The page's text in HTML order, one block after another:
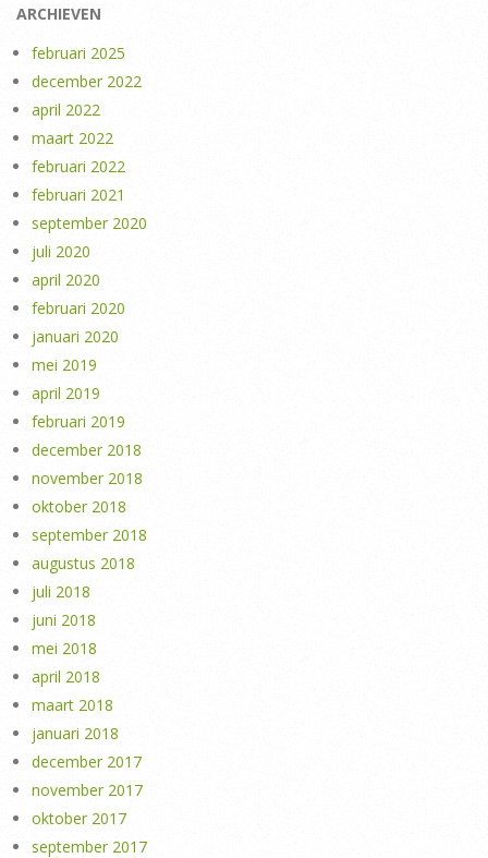
ARCHIEVEN
februari 2025
december 2022
april 2022
maart 2022
februari 2022
februari 2021
september 2020
juli 2020
april 2020
februari 2020
januari 2020
mei 2019
april 2019
februari 2019
december 2018
november 2018
oktober 2018
september 2018
augustus 2018
juli 2018
juni 2018
mei 2018
april 2018
maart 2018
januari 2018
december 2017
november 2017
oktober 2017
september 2017